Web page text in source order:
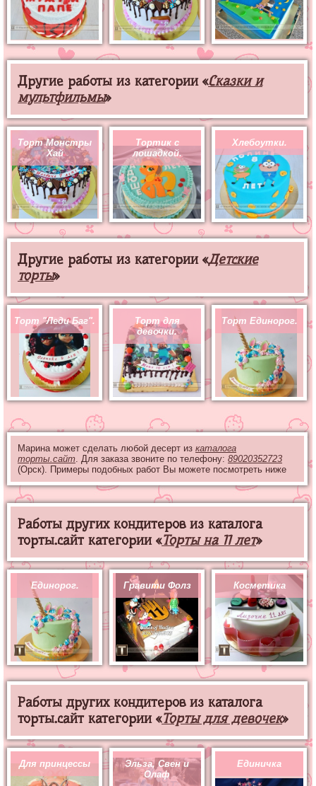
Другие работы из категории «Сказки и
мультфильмы»
Торт Монстры
Хай
Тортик с
лошадкой.
Хлебоутки.
Другие работы из категории «Детские
торты»
Торт "Леди Баг".
Торт для
девочки.
Торт Единорог.
Марина может сделать любой десерт из каталога
торты.сайт . Для заказа звоните по телефону: 89020352723
(Орск). Примеры подобных работ Вы можете посмотреть ниже
Работы других кондитеров из каталога
торты.сайт категории «Торты на 11 лет»
Единорог. Гравити Фолз Косметика
Работы других кондитеров из каталога
торты.сайт категории «Торты для девочек»
Для принцессы
Эльза, Свен и
Олаф
Единичка